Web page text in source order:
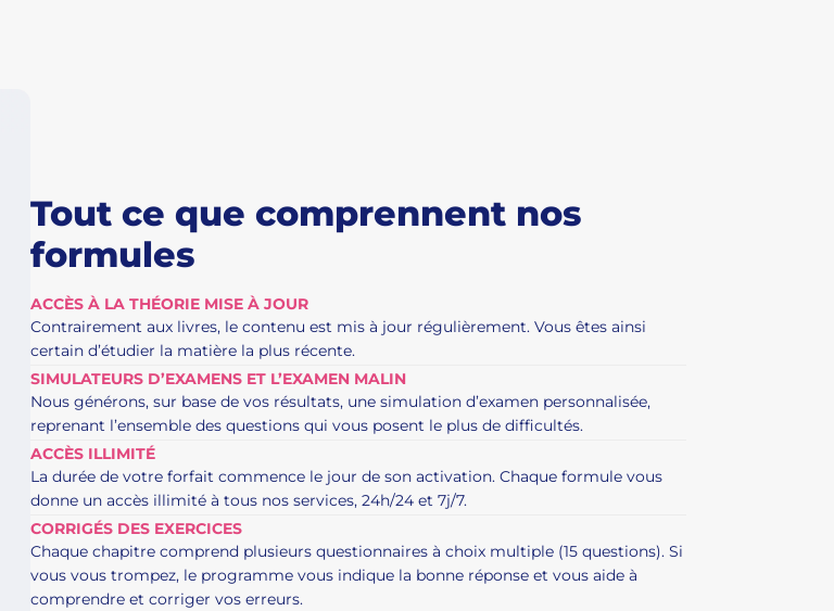
Tout ce que comprennent nos
formules
ACCÈS À LA THÉORIE MISE À JOUR
Contrairement aux livres, le contenu est mis à jour régulièrement. Vous êtes ainsi
certain d’étudier la matière la plus récente.
SIMULATEURS D’EXAMENS ET L’EXAMEN MALIN
Nous générons, sur base de vos résultats, une simulation d’examen personnalisée,
reprenant l’ensemble des questions qui vous posent le plus de difficultés.
ACCÈS ILLIMITÉ
La durée de votre forfait commence le jour de son activation. Chaque formule vous
donne un accès illimité à tous nos services, 24h/24 et 7j/7.
CORRIGÉS DES EXERCICES
Chaque chapitre comprend plusieurs questionnaires à choix multiple (15 questions). Si
vous vous trompez, le programme vous indique la bonne réponse et vous aide à
comprendre et corriger vos erreurs.